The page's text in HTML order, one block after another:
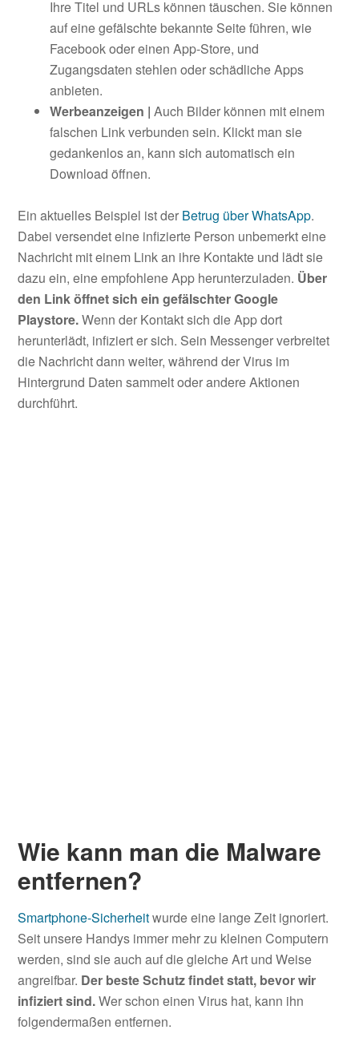
Ihre Titel und URLs können täuschen. Sie können
auf eine gefälschte bekannte Seite führen, wie
Facebook oder einen App-Store, und
Zugangsdaten stehlen oder schädliche Apps
anbieten.
Werbeanzeigen | Auch Bilder können mit einem
falschen Link verbunden sein. Klickt man sie
gedankenlos an, kann sich automatisch ein
Download öffnen.
Ein aktuelles Beispiel ist der Betrug über WhatsApp.
Dabei versendet eine infizierte Person unbemerkt eine
Nachricht mit einem Link an ihre Kontakte und lädt sie
dazu ein, eine empfohlene App herunterzuladen. Über
den Link öffnet sich ein gefälschter Google
Playstore.Wenn der Kontakt sich die App dort
herunterlädt, infiziert er sich. Sein Messenger verbreitet
die Nachricht dann weiter, während der Virus im
Hintergrund Daten sammelt oder andere Aktionen
durchführt.
Wie kann man die Malware
entfernen?
Smartphone-Sicherheitwurde eine lange Zeit ignoriert.
Seit unsere Handys immer mehr zu kleinen Computern
werden, sind sie auch auf die gleiche Art und Weise
angreifbar. Der beste Schutz findet statt, bevor wir
infiziert sind.Wer schon einen Virus hat, kann ihn
folgendermaßen entfernen.